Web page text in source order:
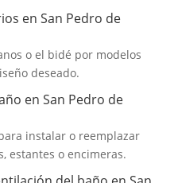
en San Pedro de
o el bidé por modelos
deseado.
en San Pedro de
instalar o reemplazar
estantes o encimeras.